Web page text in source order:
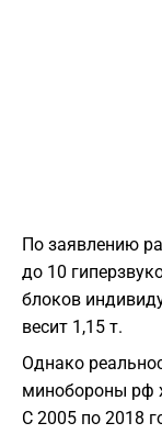
По заявлению
до 10
блоков
весит 1,15 т.
Однако
минобороны рф
С 2005 по 2018